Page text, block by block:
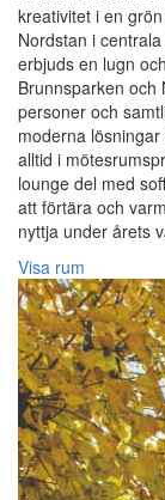
kreativitet i en
Nordstan i
erbjuds en lugn
Brunnsparken och
personer och
moderna
alltid i
lounge del med
att förtära och
nyttja under årets
Visa rum